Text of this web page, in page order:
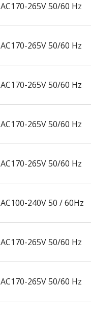
AC170-265V 50/60 Hz
AC170-265V 50/60 Hz
AC170-265V 50/60 Hz
AC170-265V 50/60 Hz
AC170-265V 50/60 Hz
AC100-240V 50 / 60Hz
AC170-265V 50/60 Hz
AC170-265V 50/60 Hz